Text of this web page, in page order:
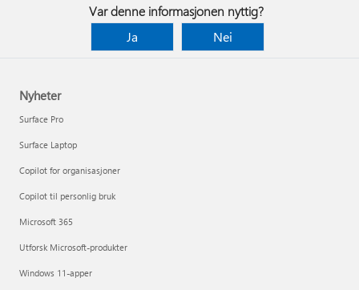
Var denne informasjonen nyttig?
Ja
Nei
Nyheter
Surface Pro
Surface Laptop
Copilot for organisasjoner
Copilot til personlig bruk
Microsoft 365
Utforsk Microsoft-produkter
Windows 11-apper